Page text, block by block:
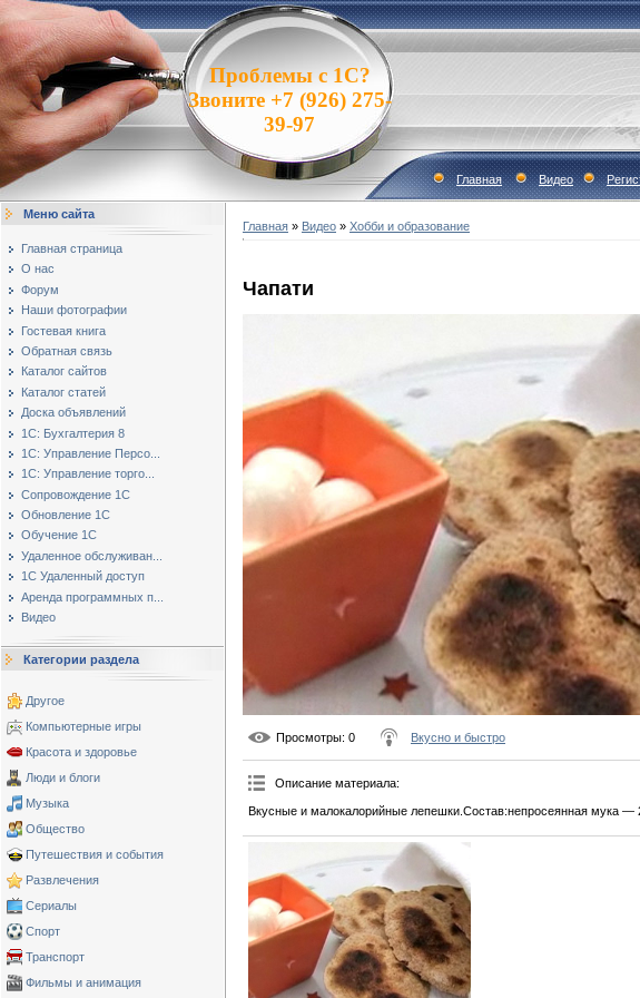
Проблемы с 1С?
Звоните +7 (926) 275-
39-97
Главная Видео
Меню сайта
Главная страница
О нас
Форум
Наши фотографии
Гостевая книга
Обратная связь
Каталог сайтов
Каталог статей
Доска объявлений
1С: Бухгалтерия 8
1С: Управление Персо...
1С: Управление торго...
Сопровождение 1С
Обновление 1С
Обучение 1С
Удаленное обслуживан...
1С Удаленный доступ
Аренда программных п...
Видео
Категории раздела
Другое
Компьютерные игры
Красота и здоровье
Люди и блоги
Музыка
Общество
Путешествия и события
Развлечения
Сериалы
Спорт
Транспорт
Фильмы и анимация
Главная » Видео » Хобби и образование
Чапати
Просмотры: 0 Вкусно и быстро
Описание материала:
Вкусные и малокалорийные лепешки.Состав:непросеянная мука